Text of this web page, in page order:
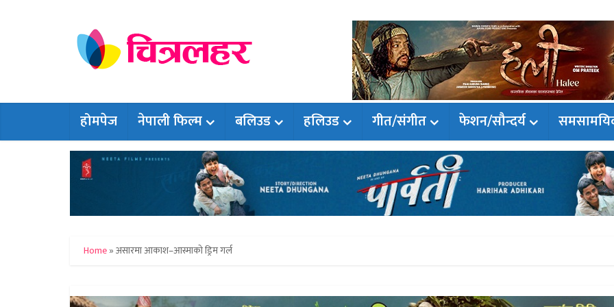
होमपेज नेपाली फिल्म बलिउड हलिउड गीत/संगीत फेशन/सौन्दर्य
Home»असारमा आकाश–आस्माको ड्रिम गर्ल